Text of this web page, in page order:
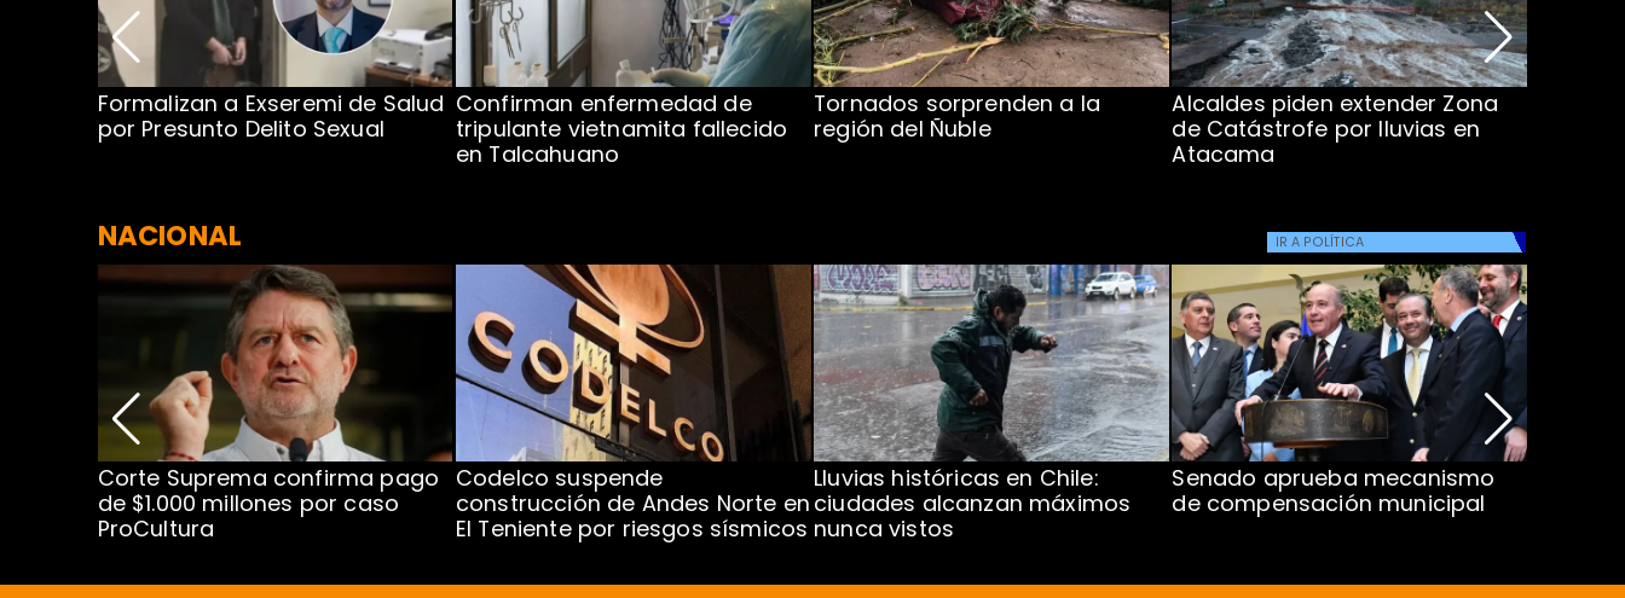
Formalizan a Exseremi de Salud
por Presunto Delito Sexual
Confirman enfermedad de
tripulante vietnamita fallecido
en Talcahuano
Tornados sorprenden a la
región del Ñuble
Alcaldes piden extender Zona
de Catástrofe por lluvias en
Atacama
NACIONAL IR A POLÍTICA
Corte Suprema confirma pago
de $1.000 millones por caso
ProCultura
Codelco suspende
construcción de Andes Norte en
El Teniente por riesgos sísmicos
Lluvias históricas en Chile:
ciudades alcanzan máximos
nunca vistos
Senado aprueba mecanismo
de compensación municipal